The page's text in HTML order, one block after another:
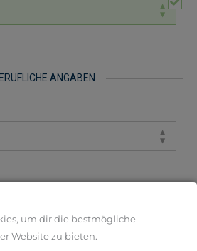
ANGABEN
um dir die bestmögliche
Website zu bieten.